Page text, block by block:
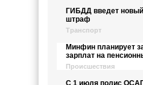
ГИБДД введет
штраф
Транспорт
Минфин планирует
зарплат на
Происшествия
С 1 июля полис